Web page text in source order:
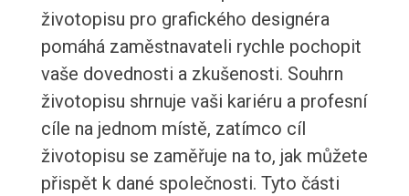
životopisu pro grafického designéra
pomáhá zaměstnavateli rychle pochopit
vaše dovednosti a zkušenosti. Souhrn
životopisu shrnuje vaši kariéru a profesní
cíle na jednom místě, zatímco cíl
životopisu se zaměřuje na to, jak můžete
přispět k dané společnosti. Tyto části